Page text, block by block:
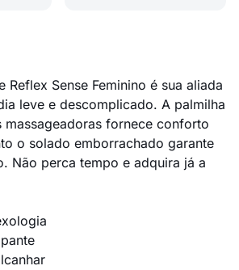
Reflex Sense Feminino é sua aliada
leve e descomplicado. A palmilha
massageadoras fornece conforto
o solado emborrachado garante
Não perca tempo e adquira já a